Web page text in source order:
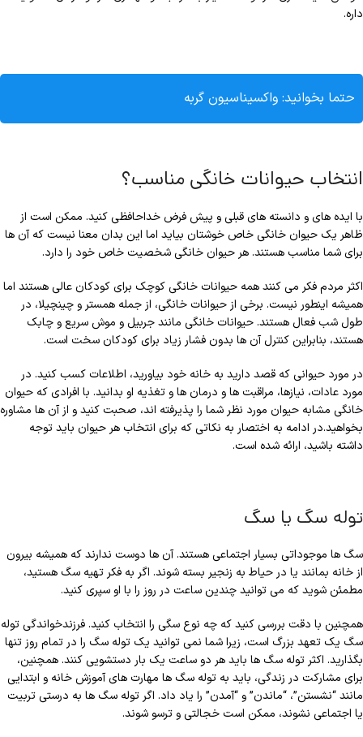
داره.
حتما بخوانید: واکسیناسیون گربه
انتخاب حیوانات خانگی مناسب؟
با ایده های و دانسته های قبلی و پیش فرض خداحافظی کنید. ممکن است از
ظاهر یک حیوان خانگی خاص خوشتان بیاید اما این بدان معنا نیست که آن ها
برای شما مناسب هستند. هر حیوان خانگی شخصیت خاص خود را دارد.
اکثر مردم فکر می کنند همه حیوانات خانگی کوچک برای کودکان عالی هستند اما
همیشه اینطور نیست. برخی از حیوانات خانگی، از جمله همستر و چینچیلا، در
طول شب فعال هستند. حیوانات خانگی مانند جربیل و موش سریع و چابک
هستند، بنابراین کنترل آن ها بدون فشار زیاد برای کودکان سخت است.
در مورد حیوانی که قصد دارید به خانه خود بیاورید، اطلاعات کسب کنید. در
مورد عادات، نیازها، مراقبت ها و درمان ها و تغذیه او بدانید. با افرادی که حیوان
خانگی مشابه حیوان مورد نظر شما را پذیرفته اند، صحبت کنید و از آن ها مشاوره
بخواهید.در ادامه به اختصار به نکاتی که برای انتخاب هر حیوان باید توجه
داشته باشید، ارائه شده است.
توله سگ یا سگ
سگ ها موجوداتی بسیار اجتماعی هستند. آن ها دوست ندارند که همیشه بیرون
از خانه بمانند یا در حیاط به زنجیر بسته شوند. اگر به فکر تهیه سگ هستید،
مطمئن شوید که می توانید چندین ساعت در روز را با او سپری کنید.
همچنین با دقت بررسی کنید که چه نوع سگی را انتخاب کنید. فرزندخواندگی توله
سگ یک تعهد بزرگ است، زیرا شما نمی توانید یک توله سگ را در تمام روز تنها
بگذارید. اکثر توله سگ ها باید هر دو ساعت یک بار دستشویی کنند. همچنین،
برای مشارکت در زندگی، باید به توله سگ ها مهارت های آموزش خانه و ابتدایی
مانند “نشستن”، “ماندن” و “آمدن” را یاد داد. اگر توله سگ ها به درستی تربیت
یا اجتماعی نشوند، ممکن است خجالتی و ترسو شوند.